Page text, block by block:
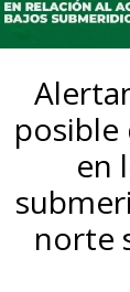
posible
en
norte